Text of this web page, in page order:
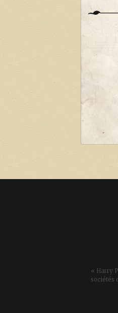
« Harry
sociétés